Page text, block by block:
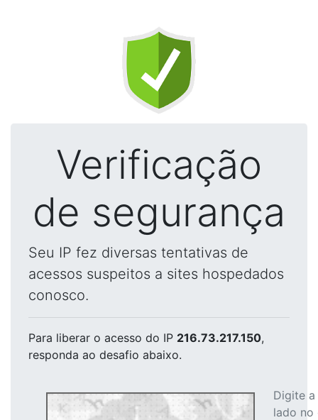
Verificação
de segurança
Seu IP fez diversas tentativas de
acessos suspeitos a sites hospedados
conosco.
Para liberar o acesso do IP 216.73.217.150,
responda ao desafio abaixo.
Digite
lado no